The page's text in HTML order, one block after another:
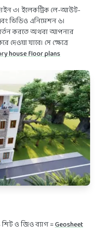
৩। ইলেকট্রিক লে-আউট-
ভিডিও এনিমেশন ৬।
করতে অথবা আপনার
যাবে। সে ক্ষেত্রে
house floor plans
ও জিও ব্যাগ =Geosheet